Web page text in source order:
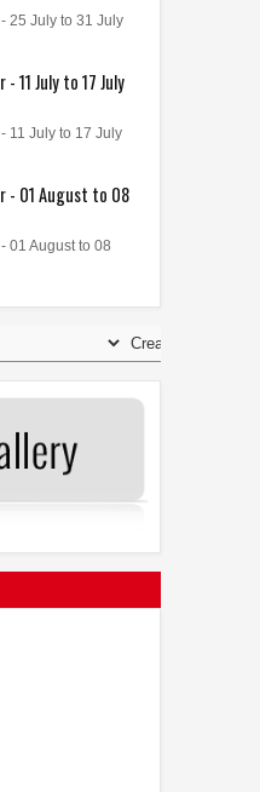
और ZENO
25 July to 31 July
11 July to 17 July
11 July to 17 July
- 01 August to 08
01 August to 08